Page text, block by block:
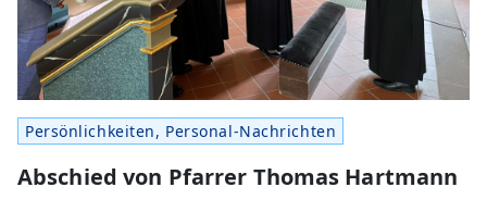
Persönlichkeiten, Personal-Nachrichten
Abschied von Pfarrer Thomas Hartmann